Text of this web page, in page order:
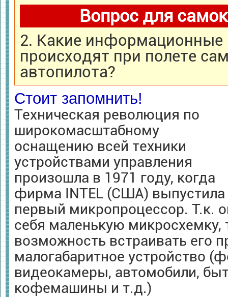
Вопрос для
2. Какие информационные
происходят при полете
автопилота?
Стоит запомнить!
Техническая революция по
широкомасштабному
оснащению всей техники
устройствами управления
произошла в 1971 году, когда
фирма INTEL (США) выпустила
первый микропроцессор. Т.к.
себя маленькую микросхемку,
возможность встраивать его
малогабаритное устройство
видеокамеры, автомобили,
кофемашины и т.д.)